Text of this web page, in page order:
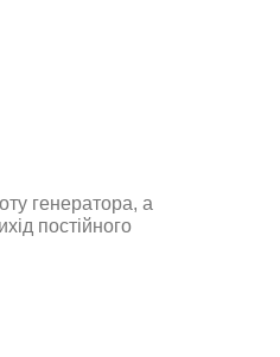
генератора, а
постійного